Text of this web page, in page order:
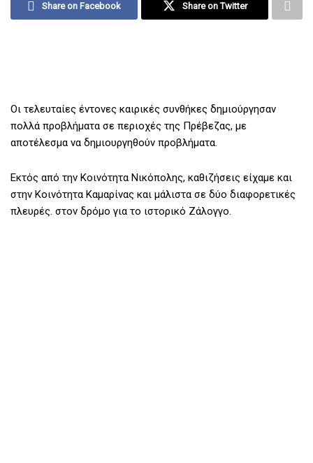
Share on Facebook Share on Twitter
Οι τελευταίες έντονες καιρικές συνθήκες δημιούργησαν
πολλά προβλήματα σε περιοχές της Πρέβεζας, με
αποτέλεσμα να δημιουργηθούν προβλήματα.
Εκτός από την Κοινότητα Νικόπολης, καθιζήσεις είχαμε και
στην Κοινότητα Καμαρίνας και μάλιστα σε δύο διαφορετικές
πλευρές. στον δρόμο για το ιστορικό Ζάλογγο.